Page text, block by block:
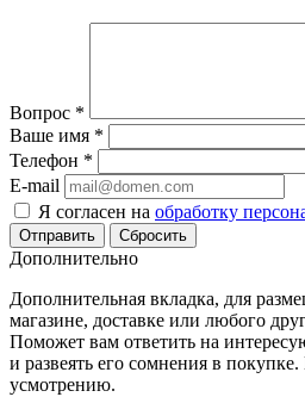
Вопрос *
Ваше имя *
Телефон *
E-mail
Я согласен на обработку
Сбросить
Дополнительно
Дополнительная вкладка, для
магазине, доставке или любого
Поможет вам ответить на
и развеять его сомнения в
усмотрению.